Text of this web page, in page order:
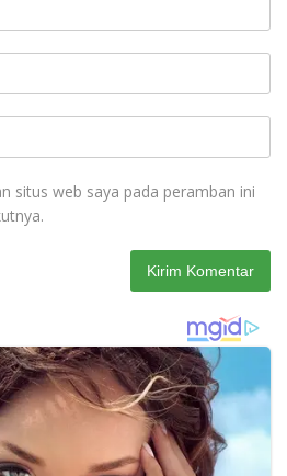
situs web saya pada peramban ini